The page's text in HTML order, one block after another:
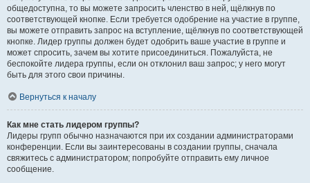
общедоступна, то вы можете запросить членство в ней, щёлкнув по
соответствующей кнопке. Если требуется одобрение на участие в группе,
вы можете отправить запрос на вступление, щёлкнув по соответствующей
кнопке. Лидер группы должен будет одобрить ваше участие в группе и
может спросить, зачем вы хотите присоединиться. Пожалуйста, не
беспокойте лидера группы, если он отклонил ваш запрос; у него могут
быть для этого свои причины.
Вернуться к началу
Как мне стать лидером группы?
Лидеры групп обычно назначаются при их создании администраторами
конференции. Если вы заинтересованы в создании группы, сначала
свяжитесь с администратором; попробуйте отправить ему личное
сообщение.